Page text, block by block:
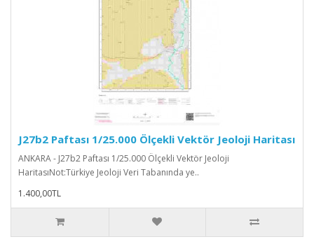
J27b2 Paftası 1/25.000 Ölçekli Vektör Jeoloji Haritası
ANKARA - J27b2 Paftası 1/25.000 Ölçekli Vektör Jeoloji
HaritasıNot:Türkiye Jeoloji Veri Tabanında ye..
1.400,00TL